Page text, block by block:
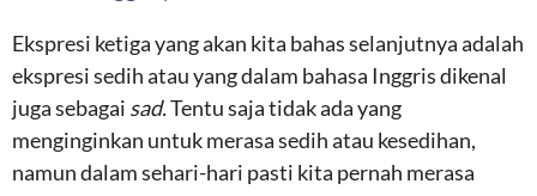
Ekspresi ketiga yang akan kita bahas selanjutnya adalah
ekspresi sedih atau yang dalam bahasa Inggris dikenal
juga sebagai sad.Tentu saja tidak ada yang
menginginkan untuk merasa sedih atau kesedihan,
namun dalam sehari-hari pasti kita pernah merasa